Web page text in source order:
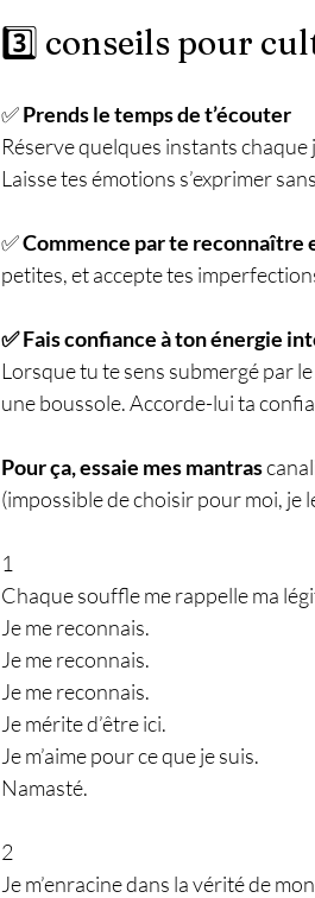
3️⃣ conseils pour
✅ Prends le temps de t’écouter
Réserve quelques instants
Laisse tes émotions s’exprimer
✅ Commence par te reconnaître
petites, et accepte tes
✅ Fais confiance à ton énergie
Lorsque tu te sens submergé par
une boussole. Accorde-lui ta
Pour ça, essaie mes mantras
(impossible de choisir pour moi, je
1
Chaque souffle me rappelle ma
Je me reconnais.
Je me reconnais.
Je me reconnais.
Je mérite d’être ici.
Je m’aime pour ce que je suis.
Namasté.
2
Je m’enracine dans la vérité de